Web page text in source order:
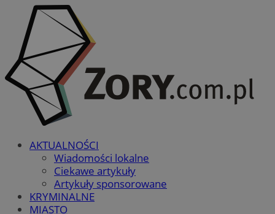
AKTUALNOŚCI
Wiadomości lokalne
Ciekawe artykuły
Artykuły sponsorowane
KRYMINALNE
MIASTO